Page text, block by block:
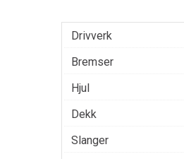
Drivverk
Bremser
Hjul
Dekk
Slanger